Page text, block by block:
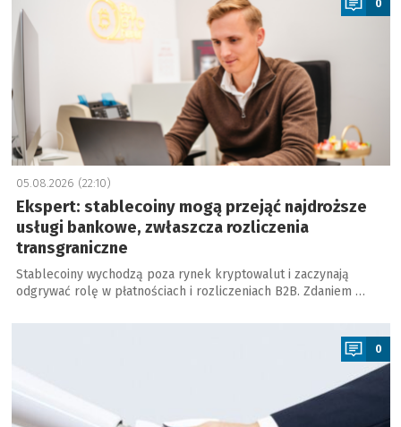
0
05.08.2026 (22:10)
Ekspert: stablecoiny mogą przejąć najdroższe
usługi bankowe, zwłaszcza rozliczenia
transgraniczne
Stablecoiny wychodzą poza rynek kryptowalut i zaczynają
odgrywać rolę w płatnościach i rozliczeniach B2B. Zdaniem …
a
0